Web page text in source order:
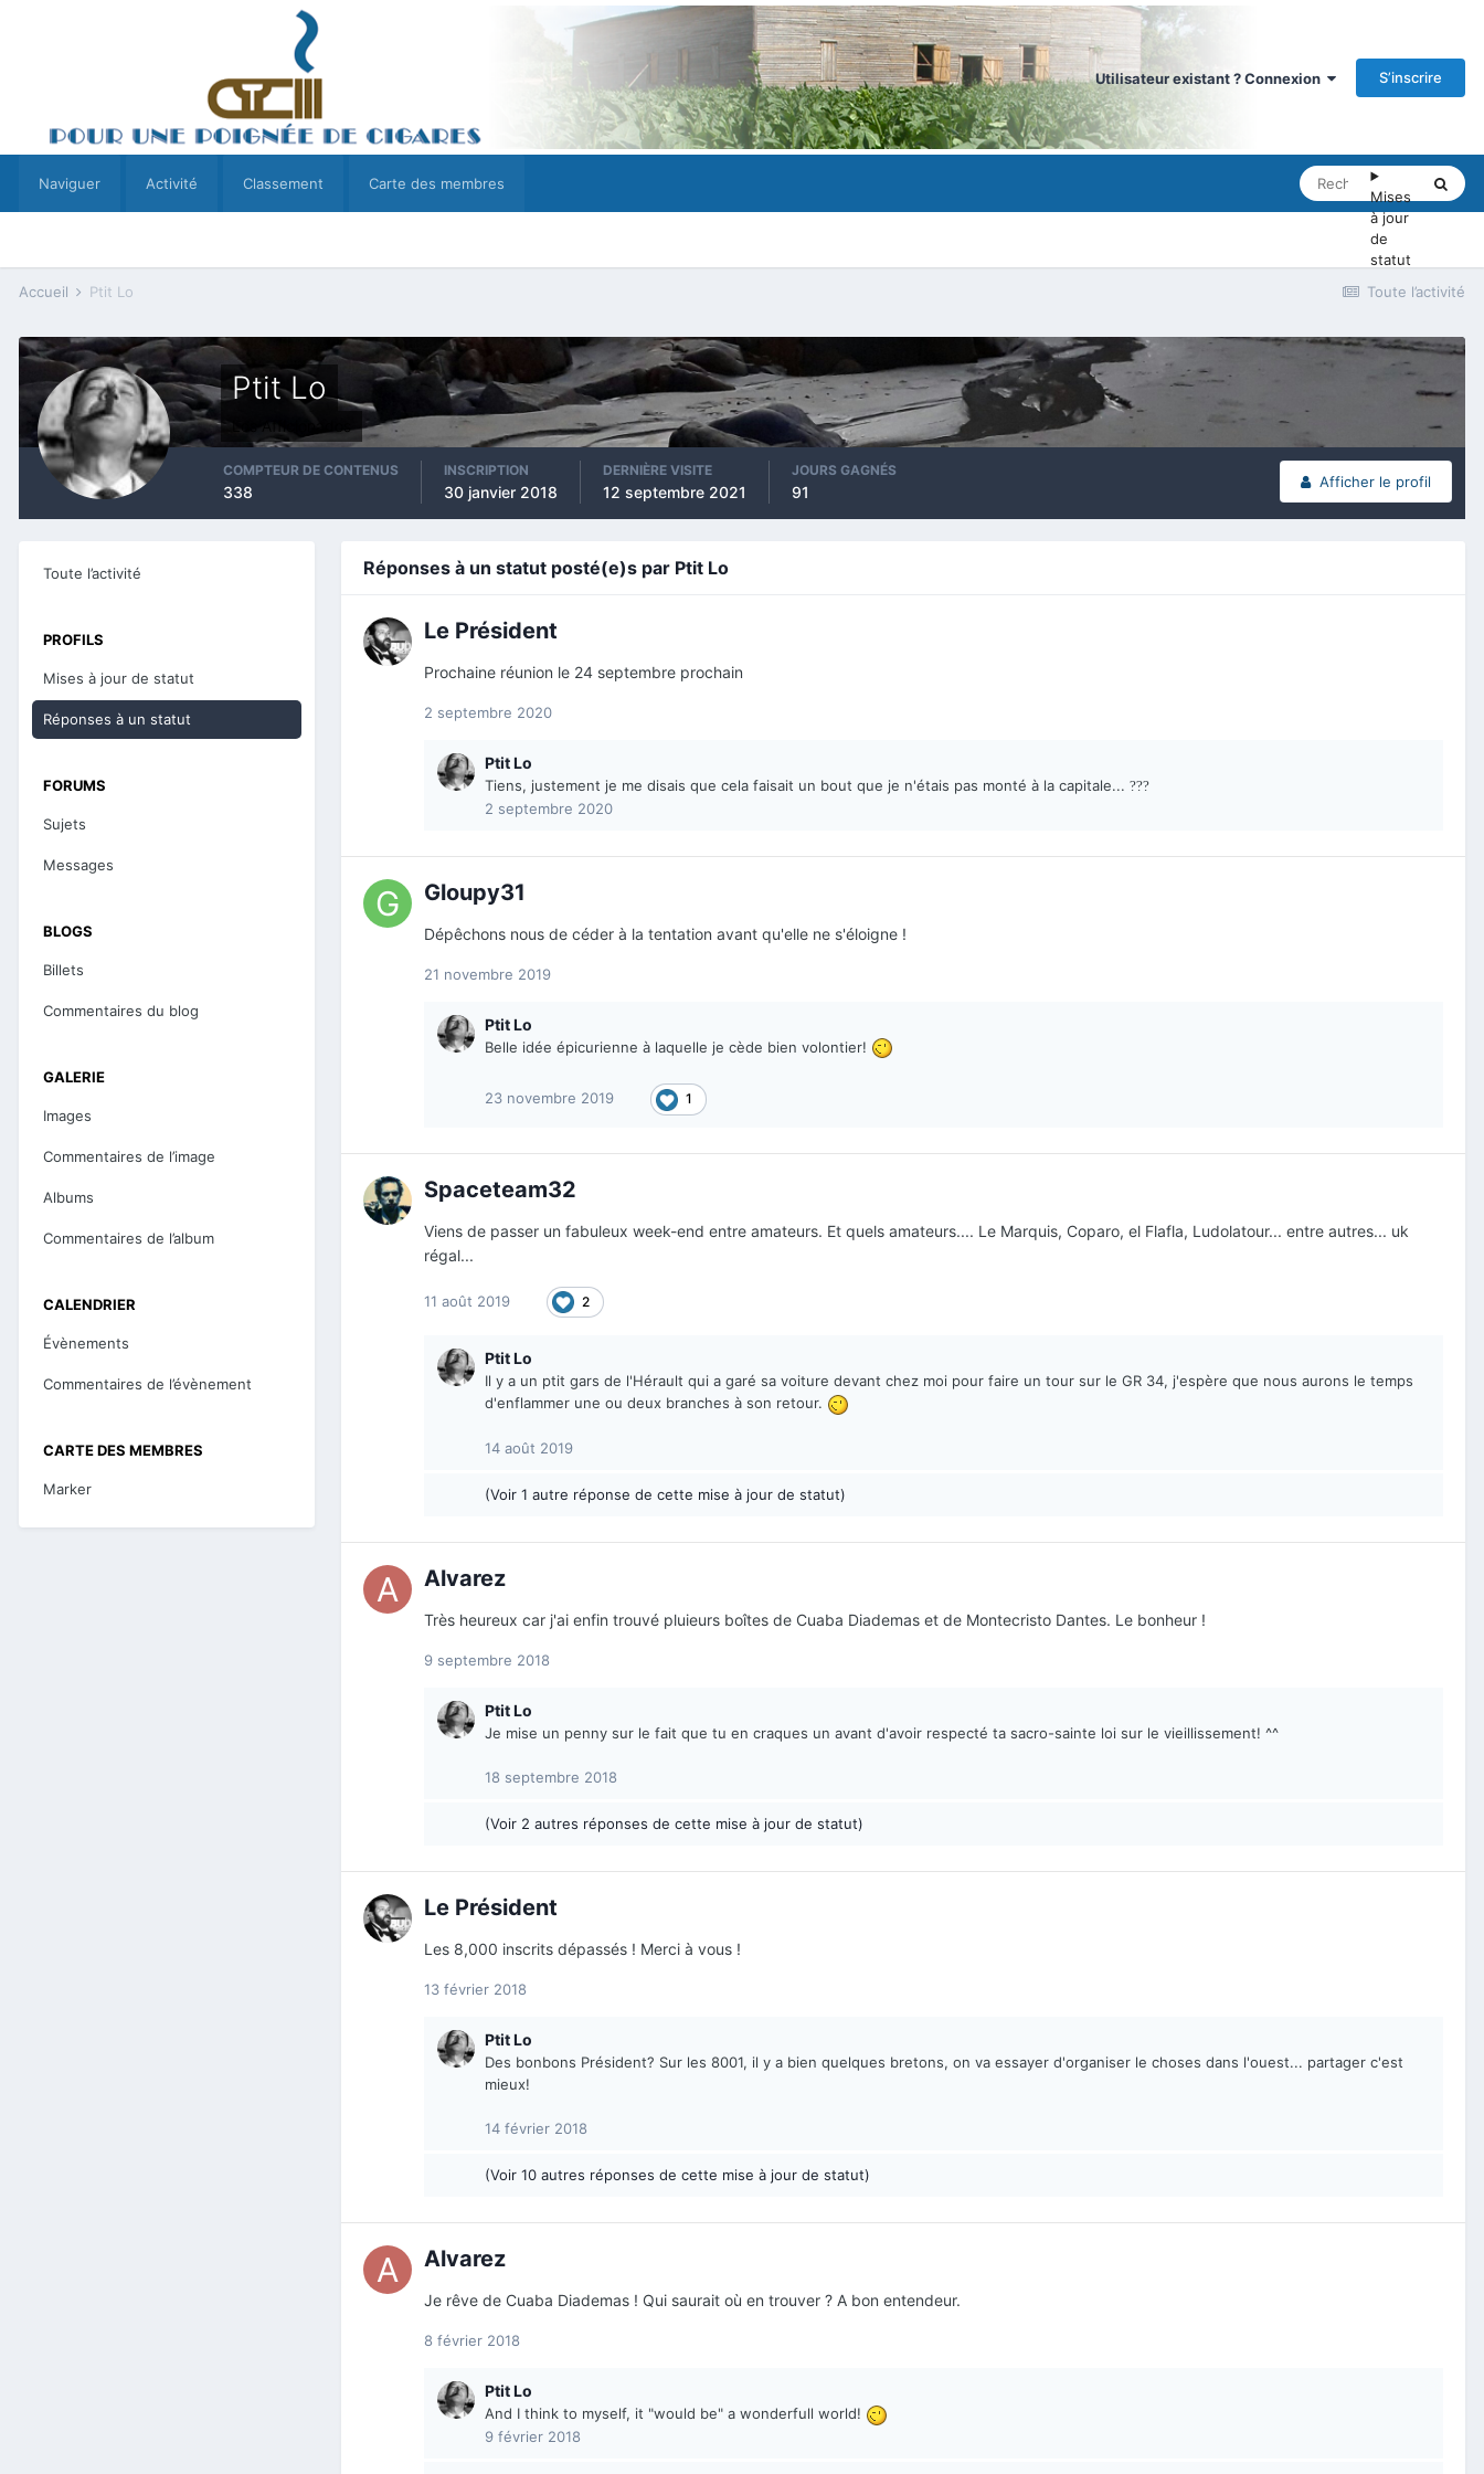
Utilisateur existant ? Connexion S’inscrire
Naviguer Activité Classement Carte des membres
Mises
à jour
de
statut
Toute l’activité
Accueil Ptit Lo
Ptit Lo
Afficher le profil
COMPTEUR DE CONTENUS
338
INSCRIPTION
30 janvier 2018
DERNIÈRE VISITE
12 septembre 2021
JOURS GAGNÉS
91
Toute l’activité
PROFILS
Mises à jour de statut
Réponses à un statut
FORUMS
Sujets
Messages
BLOGS
Billets
Commentaires du blog
GALERIE
Images
Commentaires de l’image
Albums
Commentaires de l’album
CALENDRIER
Évènements
Commentaires de l’évènement
CARTE DES MEMBRES
Marker
Réponses à un statut posté(e)s par Ptit Lo
Le Président
Prochaine réunion le 24 septembre prochain
2 septembre 2020
Ptit Lo
Tiens, justement je me disais que cela faisait un bout que je n'étais pas monté à la capitale... ???
2 septembre 2020
Gloupy31
Dépêchons nous de céder à la tentation avant qu'elle ne s'éloigne !
21 novembre 2019
Ptit Lo
Belle idée épicurienne à laquelle je cède bien volontier!
23 novembre 2019 1
Spaceteam32
Viens de passer un fabuleux week-end entre amateurs. Et quels amateurs.... Le Marquis, Coparo, el Flafla, Ludolatour... entre autres... uk
régal...
11 août 2019 2
Ptit Lo
Il y a un ptit gars de l'Hérault qui a garé sa voiture devant chez moi pour faire un tour sur le GR 34, j'espère que nous aurons le temps
d'enflammer une ou deux branches à son retour.
14 août 2019
(Voir 1 autre réponse de cette mise à jour de statut)
Alvarez
Très heureux car j'ai enfin trouvé pluieurs boîtes de Cuaba Diademas et de Montecristo Dantes. Le bonheur !
9 septembre 2018
Ptit Lo
Je mise un penny sur le fait que tu en craques un avant d'avoir respecté ta sacro-sainte loi sur le vieillissement! ^^
18 septembre 2018
(Voir 2 autres réponses de cette mise à jour de statut)
Le Président
Les 8,000 inscrits dépassés ! Merci à vous !
13 février 2018
Ptit Lo
Des bonbons Président? Sur les 8001, il y a bien quelques bretons, on va essayer d'organiser le choses dans l'ouest... partager c'est
mieux!
14 février 2018
(Voir 10 autres réponses de cette mise à jour de statut)
Alvarez
Je rêve de Cuaba Diademas ! Qui saurait où en trouver ? A bon entendeur.
8 février 2018
Ptit Lo
And I think to myself, it "would be" a wonderfull world!
9 février 2018